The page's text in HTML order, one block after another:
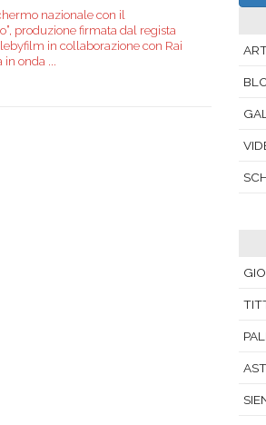
nazionale con il
produzione firmata dal regista
in collaborazione con Rai
in onda